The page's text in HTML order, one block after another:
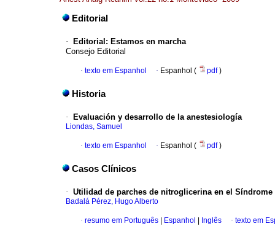
Editorial
·
Editorial: Estamos en marcha
Consejo Editorial
· texto em Espanhol · Espanhol ( pdf)
Historia
· Evaluación y desarrollo de la anestesiología
Liondas, Samuel
· texto em Espanhol · Espanhol ( pdf)
Casos Clínicos
· Utilidad de parches de nitroglicerina en el
Badalá Pérez, Hugo Alberto
· resumo em Português Espanhol Inglês · texto em